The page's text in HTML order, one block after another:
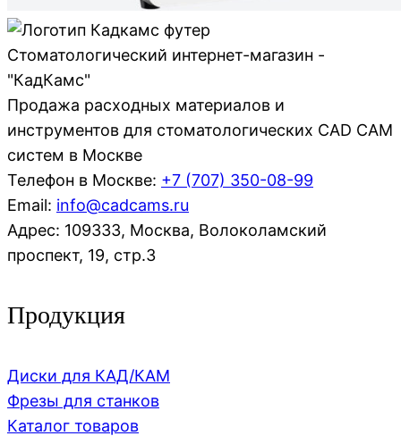
Стоматологический интернет-магазин -
"КадКамс"
Продажа расходных материалов и
инструментов для стоматологических CAD CAM
систем в Москве
Телефон в Москве: +7 (707) 350-08-99
Email: info@cadcams.ru
Адрес: 109333, Москва, Волоколамский
проспект, 19, стр.3
Продукция
Диски для КАД/КАМ
Фрезы для станков
Каталог товаров